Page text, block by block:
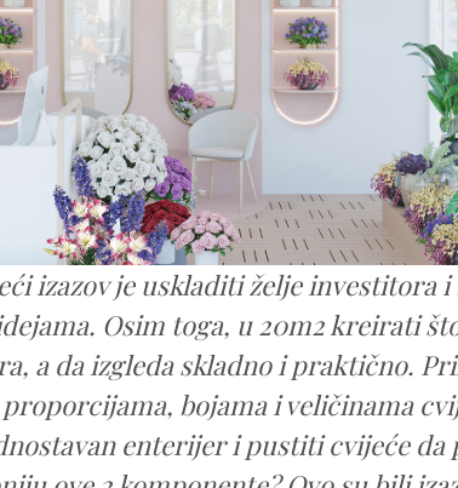
izazov je uskladiti želje investitora
Osim toga, u 20m2 kreirati
a da izgleda skladno i praktično.
bojama i veličinama
enterijer i pustiti cvijeće da